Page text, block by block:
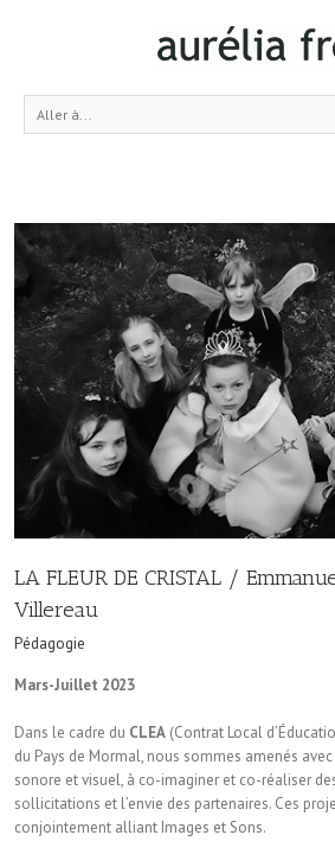
Aller à...
LA FLEUR DE CRISTAL /
Villereau
Pédagogie
Mars-Juillet 2023
Dans le cadre du CLEA (Contrat Local
du Pays de Mormal, nous sommes amenés avec
sonore et visuel, à co-imaginer et co-réaliser
sollicitations et l’envie des partenaires. Ces
conjointement alliant Images et Sons.